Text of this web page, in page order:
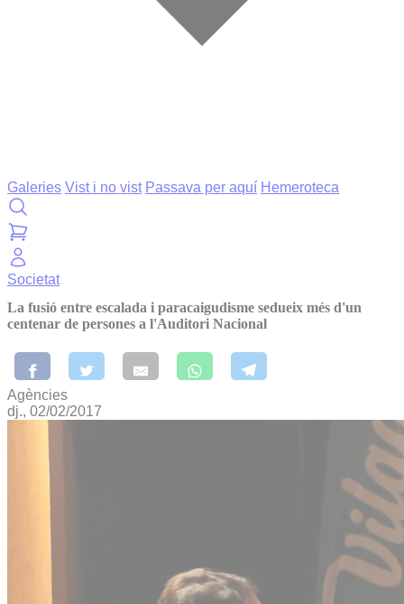
Galeries Vist i no vist Passava per aquí Hemeroteca
Societat
La fusió entre escalada i paracaigudisme sedueix més d'un
centenar de persones a l'Auditori Nacional
Agències
dj., 02/02/2017